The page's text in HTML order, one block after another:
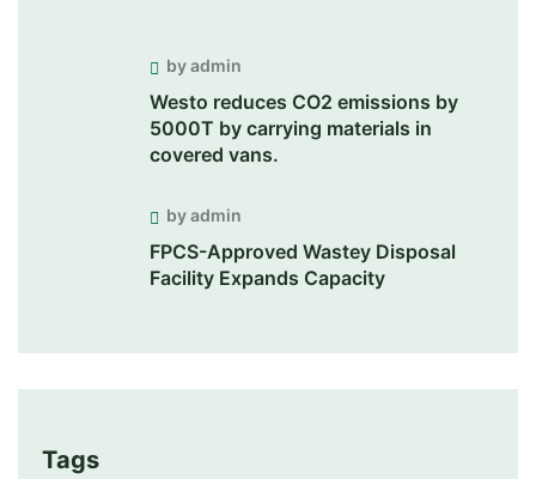
by admin
Westo reduces CO2 emissions by
5000T by carrying materials in
covered vans.
by admin
FPCS-Approved Wastey Disposal
Facility Expands Capacity
Tags